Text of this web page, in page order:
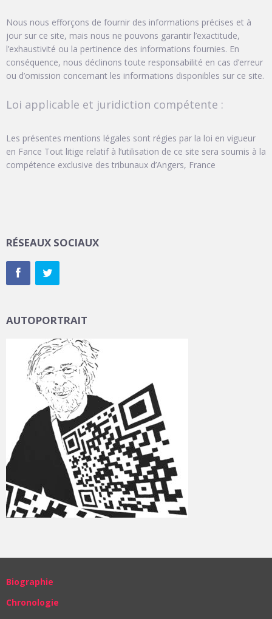
Nous nous efforçons de fournir des informations précises et à
jour sur ce site, mais nous ne pouvons garantir l’exactitude,
l’exhaustivité ou la pertinence des informations fournies. En
conséquence, nous déclinons toute responsabilité en cas d’erreur
ou d’omission concernant les informations disponibles sur ce site.
Loi applicable et juridiction compétente :
Les présentes mentions légales sont régies par la loi en vigueur
en Fance Tout litige relatif à l’utilisation de ce site sera soumis à la
compétence exclusive des tribunaux d’Angers, France
RÉSEAUX SOCIAUX
AUTOPORTRAIT
Biographie
Chronologie